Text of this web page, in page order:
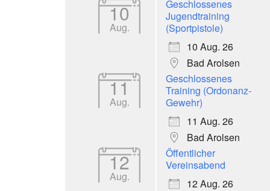
10
Aug.
Geschlossenes
Jugendtraining
(Sportpistole)
10 Aug. 26
Bad Arolsen
11
Aug.
Geschlossenes
Training (Ordonanz-
Gewehr)
11 Aug. 26
Bad Arolsen
12
Aug.
Öffentlicher
Vereinsabend
12 Aug. 26